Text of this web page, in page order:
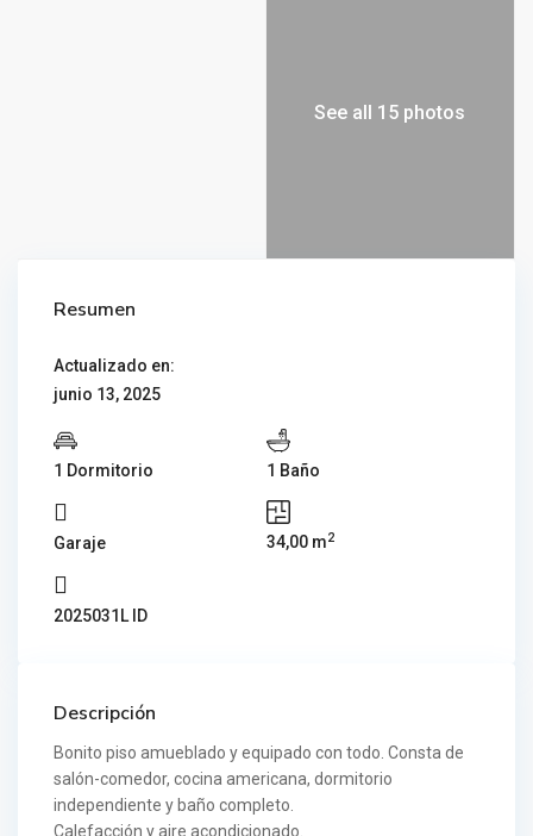
See all 15 photos
Resumen
Actualizado en:
junio 13, 2025
1 Dormitorio 1 Baño
Garaje 34,00 m2
2025031L ID
Descripción
Bonito piso amueblado y equipado con todo. Consta de
salón-comedor, cocina americana, dormitorio
independiente y baño completo.
Calefacción y aire acondicionado.